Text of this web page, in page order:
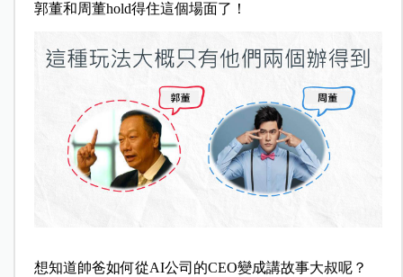
郭董和周董hold得住這個場面了！
想知道帥爸如何從AI公司的CEO變成講故事大叔呢？